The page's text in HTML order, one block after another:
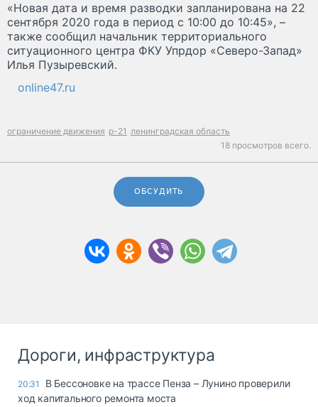
«Новая дата и время разводки запланирована на 22
сентября 2020 года в период с 10:00 до 10:45», –
также сообщил начальник территориального
ситуационного центра ФКУ Упрдор «Северо-Запад»
Илья Пузыревский.
online47.ru
ограничение движения р-21 ленинградская область
18 просмотров всего.
ОБСУДИТЬ
Дороги, инфраструктура
20:31
В Бессоновке на трассе Пенза – Лунино проверили
ход капитального ремонта моста